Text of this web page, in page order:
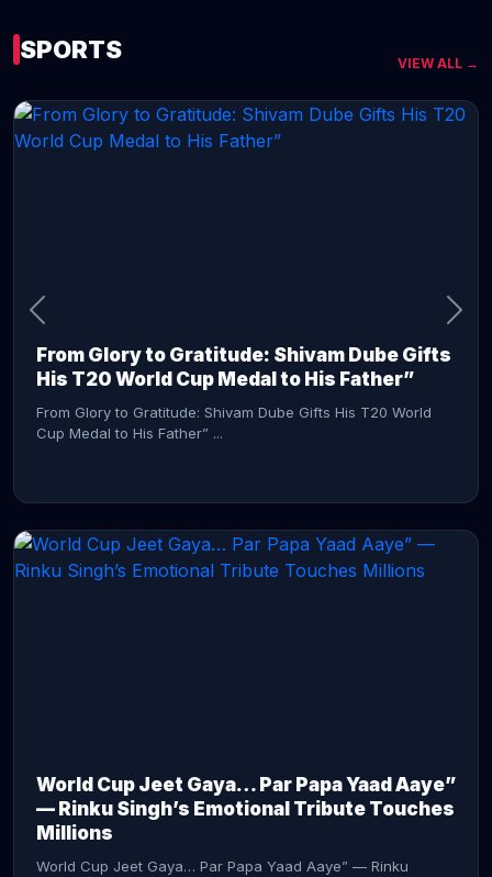
SPORTS VIEW ALL →
From Glory to Gratitude: Shivam Dube Gifts
His T20 World Cup Medal to His Father”
From Glory to Gratitude: Shivam Dube Gifts His T20 World
Cup Medal to His Father” ...
World Cup Jeet Gaya… Par Papa Yaad Aaye”
— Rinku Singh’s Emotional Tribute Touches
Millions
World Cup Jeet Gaya… Par Papa Yaad Aaye” — Rinku